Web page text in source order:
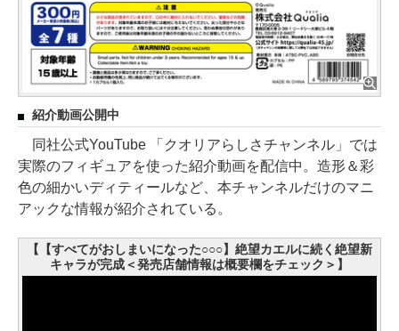
紹介動画公開中
同社公式YouTube 「クオリアらしさチャンネル」では
実際のフィギュアを使った紹介動画を配信中。造形＆彩
色の細かいディティールなど、本チャンネルだけのマニ
アックな情報が紹介されている。
【【すべてがおしまいになった○○○】絶望カエルに続く絶望新
キャラが完成＜発売店舗情報は概要欄をチェック＞】